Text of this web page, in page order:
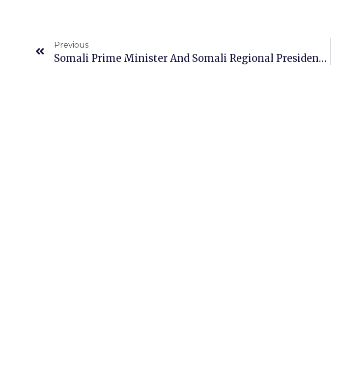
Previous
Somali Prime Minister And Somali Regional President Mustefe Mohammed Along With Other High Officials Visited University Of KabriDehar